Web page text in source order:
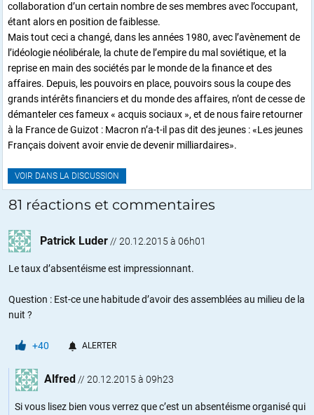
collaboration d’un certain nombre de ses membres avec l’occupant,
étant alors en position de faiblesse.
Mais tout ceci a changé, dans les années 1980, avec l’avènement de
l’idéologie néolibérale, la chute de l’empire du mal soviétique, et la
reprise en main des sociétés par le monde de la finance et des
affaires. Depuis, les pouvoirs en place, pouvoirs sous la coupe des
grands intérêts financiers et du monde des affaires, n’ont de cesse de
démanteler ces fameux « acquis sociaux », et de nous faire retourner
à la France de Guizot : Macron n’a-t-il pas dit des jeunes : «Les jeunes
Français doivent avoir envie de devenir milliardaires».
VOIR DANS LA DISCUSSION
81 réactions et commentaires
Patrick Luder// 20.12.2015 à 06h01
Le taux d’absentéisme est impressionnant.
Question : Est-ce une habitude d’avoir des assemblées au milieu de la
nuit ?
+40 ALERTER
Alfred // 20.12.2015 à 09h23
Si vous lisez bien vous verrez que c’est un absentéisme organisé qui